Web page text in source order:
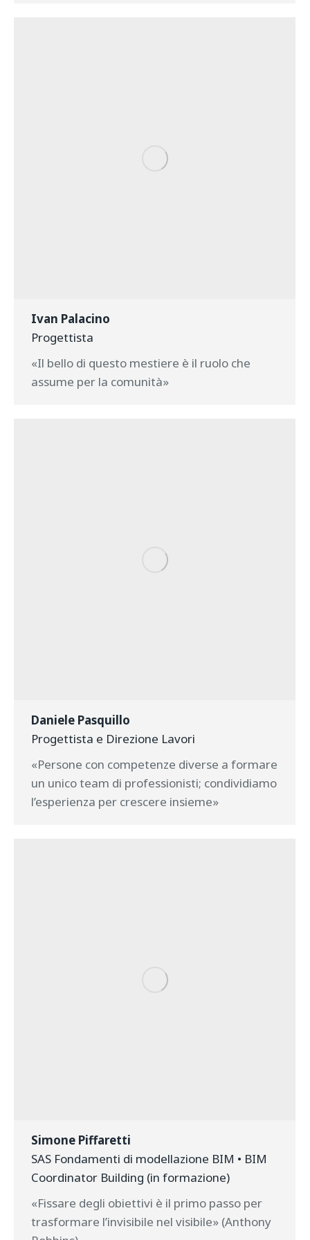
Ivan Palacino
Progettista
«Il bello di questo mestiere è il ruolo che
assume per la comunità»
Daniele Pasquillo
Progettista e Direzione Lavori
«Persone con competenze diverse a formare
un unico team di professionisti; condividiamo
l’esperienza per crescere insieme»
Simone Piffaretti
SAS Fondamenti di modellazione BIM • BIM
Coordinator Building (in formazione)
«Fissare degli obiettivi è il primo passo per
trasformare l’invisibile nel visibile» (Anthony